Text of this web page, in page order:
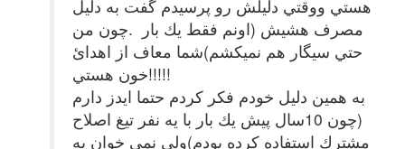
هستي ووقتي دليلش رو پرسيدم گفت به دليل
مصرف هشيش (اونم فقط يك بار .چون من
حتي سيگار هم نميكشم)شما معاف از اهدائ
خون هستي!!!!!
به همين دليل خودم فكر كردم حتما ايدز دارم
(چون 10سال پيش يك بار با يه نفر تيغ اصلاح
مشترك استفاده كرده بودم)ولي نمي خوان به